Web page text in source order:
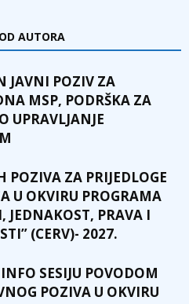
AUTORA
JAVNI POZIV ZA
MSP, PODRŠKA ZA
UPRAVLJANJE
POZIVA ZA PRIJEDLOGE
U OKVIRU PROGRAMA
JEDNAKOST, PRAVA I
(CERV)- 2027.
SESIJU POVODOM
POZIVA U OKVIRU